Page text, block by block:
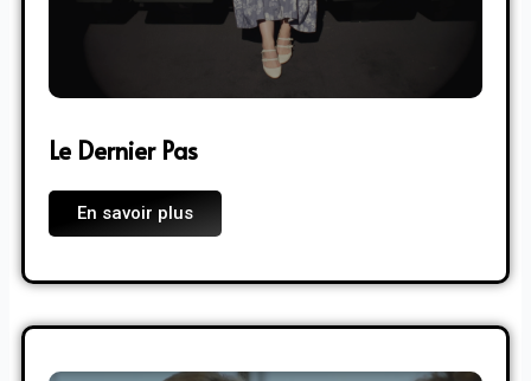
Le Dernier Pas
En savoir plus